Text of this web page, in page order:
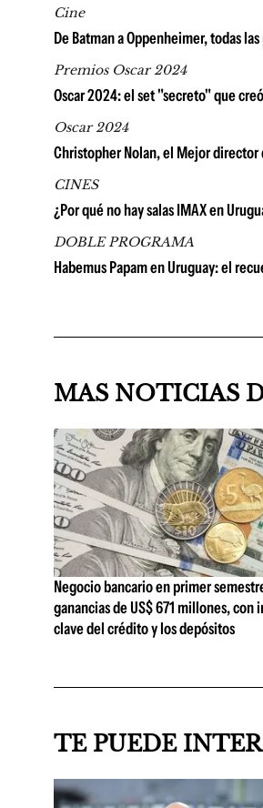
Cine
De Batman a Oppenheimer, todas
Premios Oscar 2024
Oscar 2024: el set "secreto" que
Oscar 2024
Christopher Nolan, el Mejor director
CINES
¿Por qué no hay salas IMAX en
DOBLE PROGRAMA
Habemus Papam en Uruguay: el
MAS NOTICIAS
Negocio bancario en primer
ganancias de US$ 671 millones, con
clave del crédito y los depósitos
TE PUEDE